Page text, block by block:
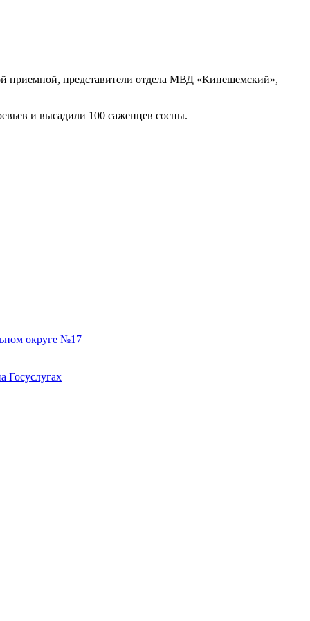
приемной, представители отдела МВД «Кинешемский»,
и высадили 100 саженцев сосны.
округе №17
Госуслугах